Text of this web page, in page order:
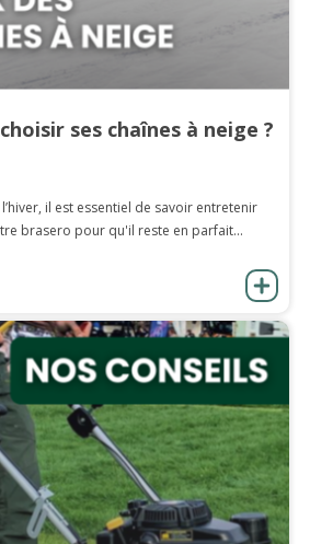
ses chaînes à neige ?
l’hiver, il est essentiel de savoir entretenir
brasero pour qu'il reste en parfait...